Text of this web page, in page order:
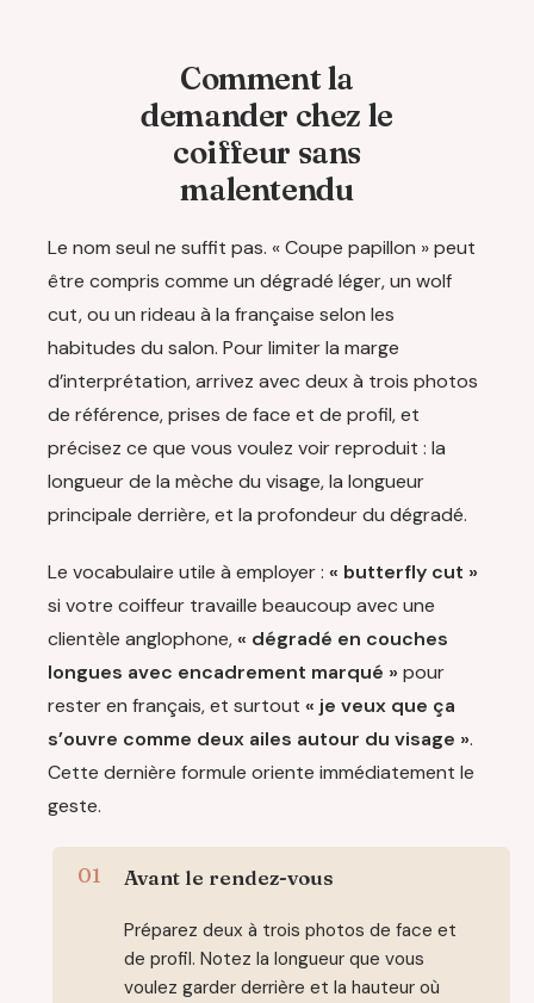
Comment la
demander chez le
coiffeur sans
malentendu
Le nom seul ne suffit pas. « Coupe papillon » peut
être compris comme un dégradé léger, un wolf
cut, ou un rideau à la française selon les
habitudes du salon. Pour limiter la marge
d’interprétation, arrivez avec deux à trois photos
de référence, prises de face et de profil, et
précisez ce que vous voulez voir reproduit : la
longueur de la mèche du visage, la longueur
principale derrière, et la profondeur du dégradé.
Le vocabulaire utile à employer : « butterfly cut »
si votre coiffeur travaille beaucoup avec une
clientèle anglophone,« dégradé en couches
longues avec encadrement marqué » pour
rester en français, et surtout « je veux que ça
s’ouvre comme deux ailes autour du visage ».
Cette dernière formule oriente immédiatement le
geste.
Avant le rendez-vous
Préparez deux à trois photos de face et
de profil. Notez la longueur que vous
voulez garder derrière et la hauteur où